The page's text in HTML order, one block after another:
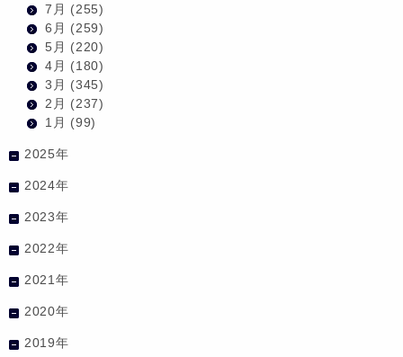
7月 (255)
6月 (259)
5月 (220)
4月 (180)
3月 (345)
2月 (237)
1月 (99)
2025年
2024年
2023年
2022年
2021年
2020年
2019年